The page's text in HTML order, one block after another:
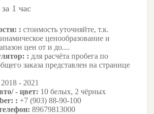
за 1 час
: стоимость уточняйте, т.к.
ценообразование и
цен от и до....
: для расчёта пробега по
заказа представлен на странице
2018 - 2021
- цвет: 10 белых, 2 чёрных
: +7 (903) 88-90-100
89679813000